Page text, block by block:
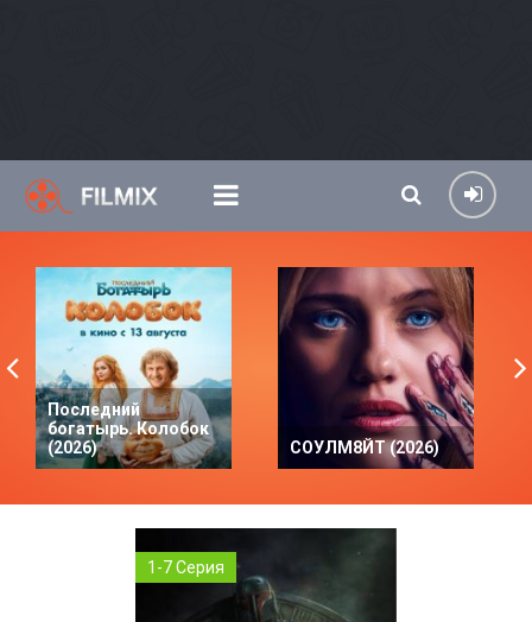
Последний
богатырь. Колобок
(2026)
СОУЛМ8ЙТ (2026)
1-7 Серия